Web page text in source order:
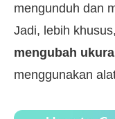
mengunduh dan
Jadi, lebih
mengubah
menggunakan